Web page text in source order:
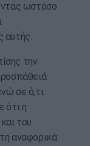
ωστόσο
αυτής.
την
σε ό,τι
ότι η
του
αναφορικά